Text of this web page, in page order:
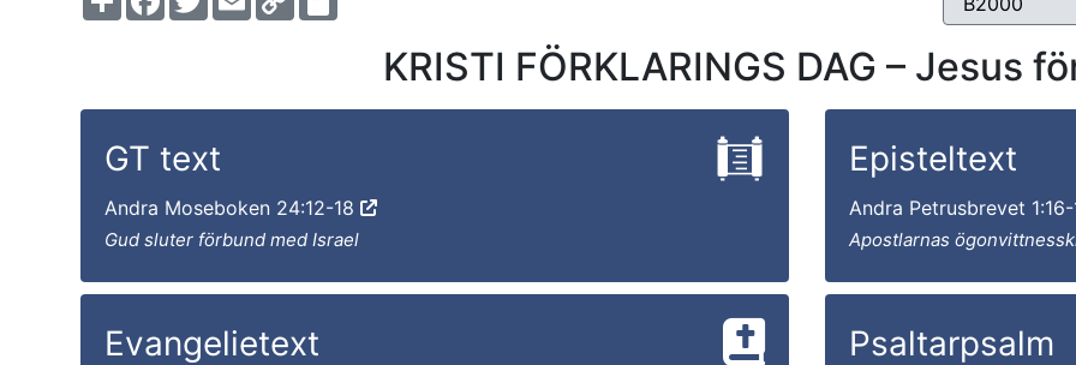
Link
KRISTI FÖRKLARINGS DAG – Jesus
GT text
Andra Moseboken 24:12-18
Gud sluter förbund med Israel
Episteltext
Andra Petrusbrevet 1:16-
Apostlarnas
Evangelietext Psaltarpsalm